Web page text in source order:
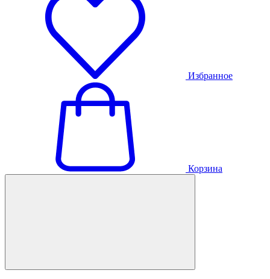
Избранное
Корзина